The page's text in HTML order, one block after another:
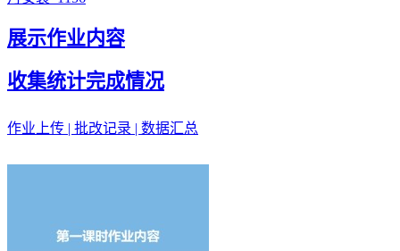
展示作业内容
收集统计完成情况
作业上传 | 批改记录 | 数据汇总